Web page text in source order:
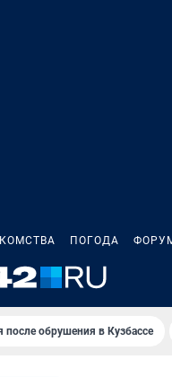
ПОГОДА
после обрушения в Кузбассе